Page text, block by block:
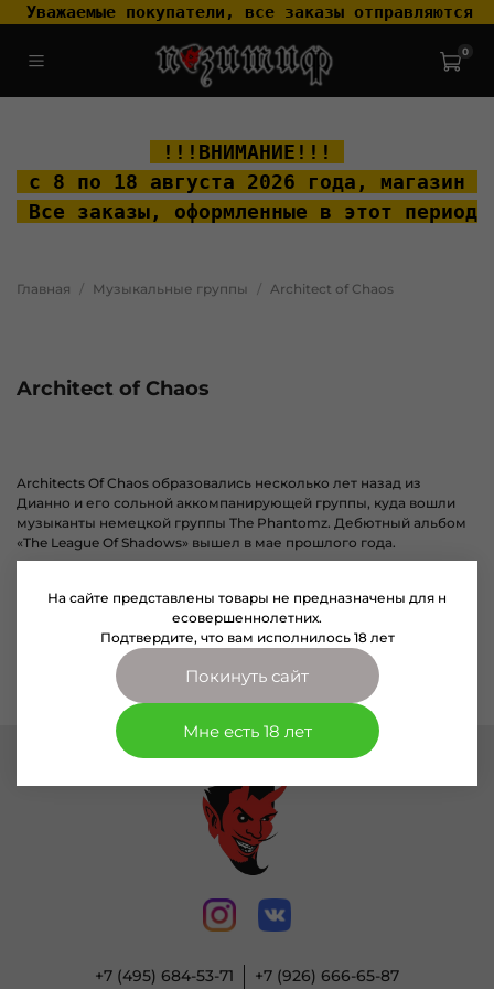
Уважаемые покупатели, все заказы отправляются
0
!!!ВНИМАНИЕ!!!
с 8 по 18 августа 2026 года, магазин
Все заказы, оформленные в этот
Главная Музыкальные группы Architect of Chaos
Architect of Chaos
Architects Of Chaos образовались несколько лет назад из
Дианно и его сольной аккомпанирующей группы, куда вошли
музыканты немецкой группы The Phantomz. Дебютный альбом
«The League Of Shadows» вышел в мае прошлого года.
По вашему запросу ничего не найдено
+7 (495) 684-53-71 +7 (926) 666-65-87
На сайте представлены товары не предназначены для н
есовершеннолетних.
Подтвердите, что вам исполнилось 18 лет
Покинуть сайт
Мне есть 18 лет